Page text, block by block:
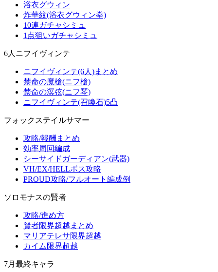
浴衣グウィン
炸華紋(浴衣グウィン拳)
10連ガチャシミュ
1点狙いガチャシミュ
6人ニフイヴィンテ
ニフイヴィンテ(6人)まとめ
禁命の魔槍(ニフ槍)
禁命の溟弦(ニフ琴)
ニフイヴィンテ(召喚石)5凸
フォックステイルサマー
攻略/報酬まとめ
効率周回編成
シーサイドガーディアン(武器)
VH/EX/HELLボス攻略
PROUD攻略/フルオート編成例
ソロモナスの賢者
攻略/進め方
賢者限界超越まとめ
マリアテレサ限界超越
カイム限界超越
7月最終キャラ